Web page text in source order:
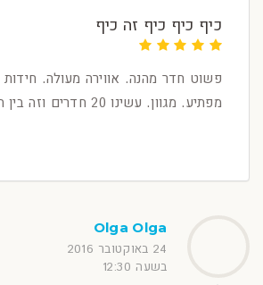
כיף כיף כיף זה כיף
פשוט חדר מהנה. אווירה מעולה. חידות
מפתיע. מגוון. עשינו 20 חדרים וזה בין ה-3 שלנו.
Olga Olga
24 באוקטובר 2016
בשעה 12:30